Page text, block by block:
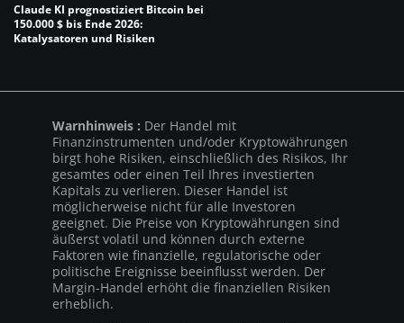
Claude KI prognostiziert Bitcoin bei
150.000 $ bis Ende 2026:
Katalysatoren und Risiken
Warnhinweis : Der Handel mit
Finanzinstrumenten und/oder Kryptowährungen
birgt hohe Risiken, einschließlich des Risikos, Ihr
gesamtes oder einen Teil Ihres investierten
Kapitals zu verlieren. Dieser Handel ist
möglicherweise nicht für alle Investoren
geeignet. Die Preise von Kryptowährungen sind
äußerst volatil und können durch externe
Faktoren wie finanzielle, regulatorische oder
politische Ereignisse beeinflusst werden. Der
Margin-Handel erhöht die finanziellen Risiken
erheblich.